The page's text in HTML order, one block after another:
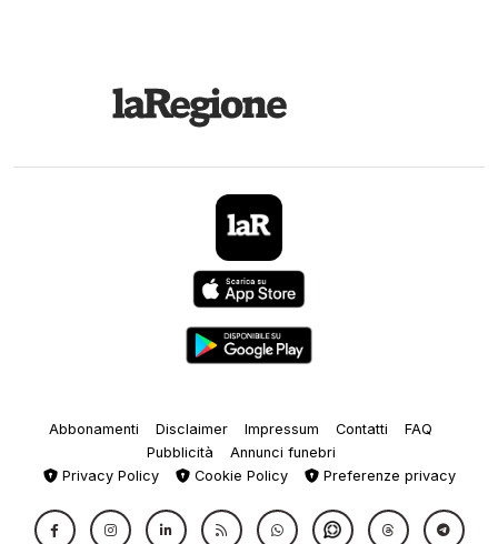
Abbonamenti Disclaimer Impressum Contatti
FAQ
Pubblicità
Annunci funebri
Privacy Policy
Cookie Policy Preferenze privacy